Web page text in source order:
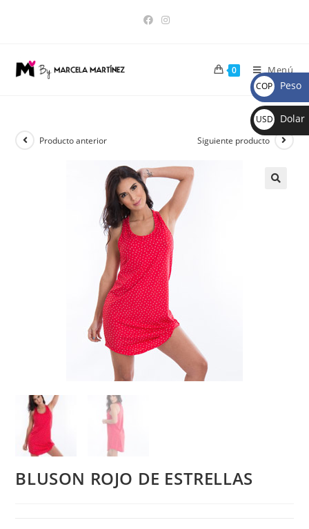
0 Menú
Producto anterior Siguiente producto
BLUSON ROJO DE ESTRELLAS
COP
$
Peso
USD
$
Dolar